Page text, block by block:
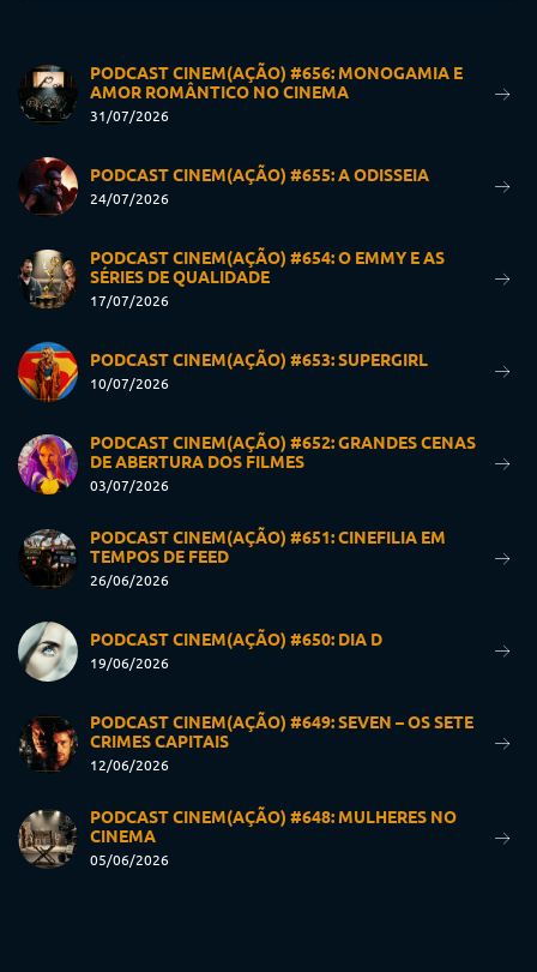
PODCAST CINEM(AÇÃO) #656: MONOGAMIA E
AMOR ROMÂNTICO NO CINEMA
31/07/2026
PODCAST CINEM(AÇÃO) #655: A ODISSEIA
24/07/2026
PODCAST CINEM(AÇÃO) #654: O EMMY E AS
SÉRIES DE QUALIDADE
17/07/2026
PODCAST CINEM(AÇÃO) #653: SUPERGIRL
10/07/2026
PODCAST CINEM(AÇÃO) #652: GRANDES CENAS
DE ABERTURA DOS FILMES
03/07/2026
PODCAST CINEM(AÇÃO) #651: CINEFILIA EM
TEMPOS DE FEED
26/06/2026
PODCAST CINEM(AÇÃO) #650: DIA D
19/06/2026
PODCAST CINEM(AÇÃO) #649: SEVEN – OS SETE
CRIMES CAPITAIS
12/06/2026
PODCAST CINEM(AÇÃO) #648: MULHERES NO
CINEMA
05/06/2026